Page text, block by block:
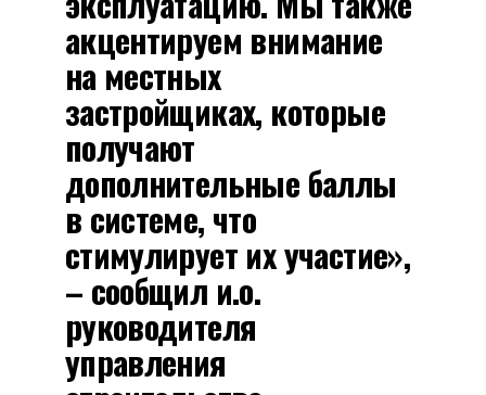
акцентируем внимание
на местных
застройщиках, которые
получают
дополнительные баллы
в системе, что
стимулирует их участие»,
– сообщил и.о.
руководителя
управления